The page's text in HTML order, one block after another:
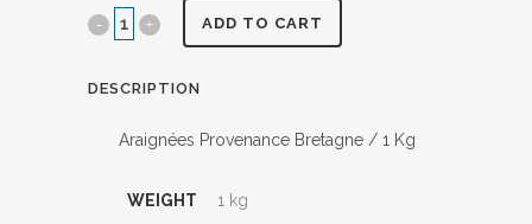
ADD TO CART
DESCRIPTION
Araignées Provenance Bretagne / 1 Kg
WEIGHT 1 kg